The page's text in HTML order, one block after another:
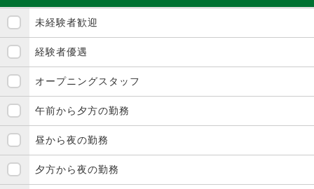
未経験者歓迎
経験者優遇
オープニングスタッフ
午前から夕方の勤務
昼から夜の勤務
夕方から夜の勤務